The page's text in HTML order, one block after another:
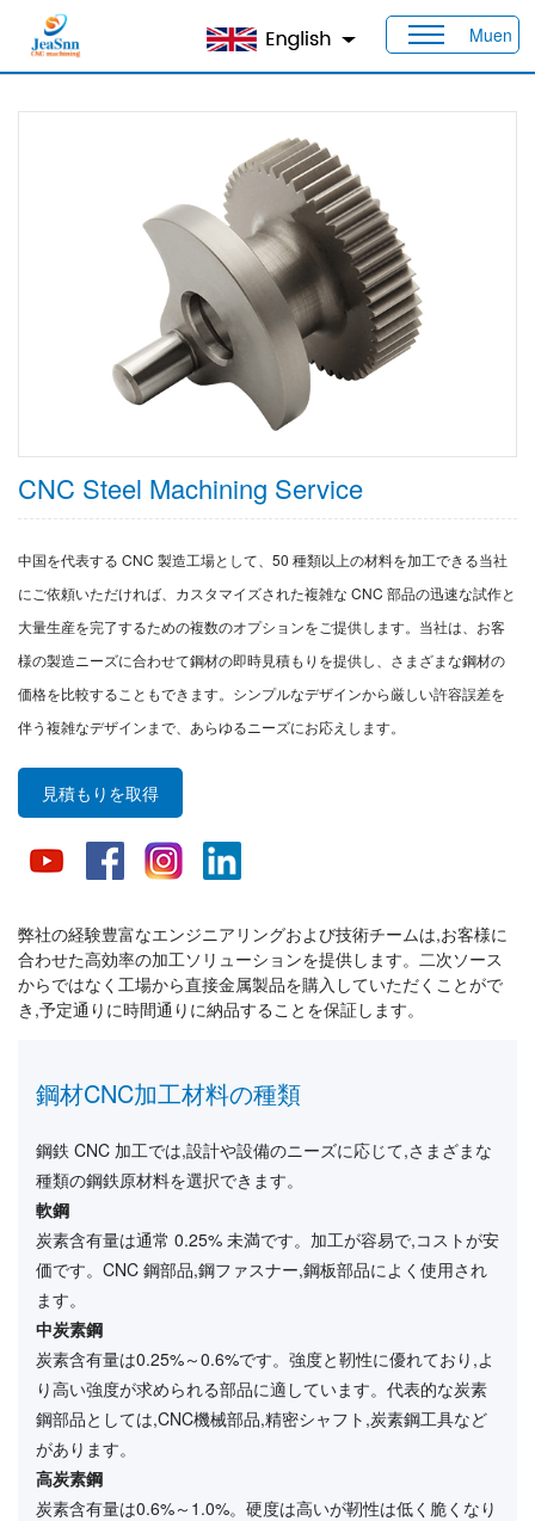
Muen
家> > 鋼鉄
CNC Steel Machining Service
中国を代表する CNC 製造工場として、50 種類以上の材料を加工できる当社
にご依頼いただければ、カスタマイズされた複雑な CNC 部品の迅速な試作と
大量生産を完了するための複数のオプションをご提供します。当社は、お客
様の製造ニーズに合わせて鋼材の即時見積もりを提供し、さまざまな鋼材の
価格を比較することもできます。シンプルなデザインから厳しい許容誤差を
伴う複雑なデザインまで、あらゆるニーズにお応えします。
見積もりを取得
弊社の経験豊富なエンジニアリングおよび技術チームは,お客様に
合わせた高効率の加工ソリューションを提供します。二次ソース
からではなく工場から直接金属製品を購入していただくことがで
き,予定通りに時間通りに納品することを保証します。
鋼材CNC加工材料の種類
鋼鉄 CNC 加工では,設計や設備のニーズに応じて,さまざまな
種類の鋼鉄原材料を選択できます。
軟鋼
炭素含有量は通常 0.25% 未満です。加工が容易で,コストが安
価です。CNC 鋼部品,鋼ファスナー,鋼板部品によく使用され
ます。
中炭素鋼
炭素含有量は0.25%～0.6%です。強度と靭性に優れており,よ
り高い強度が求められる部品に適しています。代表的な炭素
鋼部品としては,CNC機械部品,精密シャフト,炭素鋼工具など
があります。
高炭素鋼
炭素含有量は0.6%～1.0%。硬度は高いが靭性は低く脆くなり